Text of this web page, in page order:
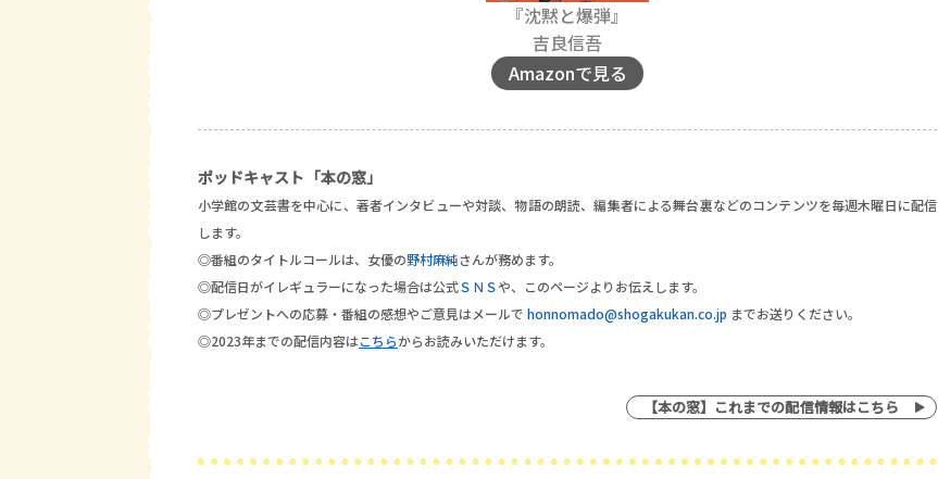
『沈黙と爆弾』
吉良信吾
Amazonで見る
ポッドキャスト「本の窓」
小学館の文芸書を中心に、著者インタビューや対談、物語の朗読、編集者による舞台裏などのコンテンツを毎週木曜日に配信
します。
◎番組のタイトルコールは、女優の野村麻純さんが務めます。
◎配信日がイレギュラーになった場合は公式ＳＮＳや、このページよりお伝えします。
◎プレゼントへの応募・番組の感想やご意見はメールで honnomado@shogakukan.co.jp までお送りください。
◎2023年までの配信内容はこちらからお読みいただけます。
【本の窓】これまでの配信情報はこちら